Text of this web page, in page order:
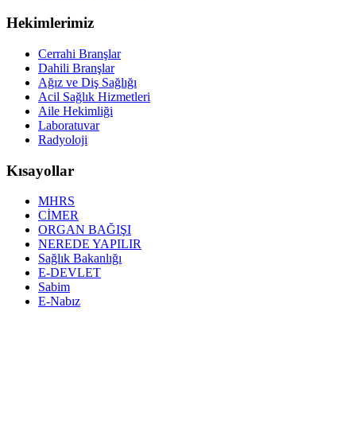
Hekimlerimiz
Cerrahi Branşlar
Dahili Branşlar
Ağız ve Diş Sağlığı
Acil Sağlık Hizmetleri
Aile Hekimliği
Laboratuvar
Radyoloji
Kısayollar
MHRS
CİMER
ORGAN BAĞIŞI
NEREDE YAPILIR
Sağlık Bakanlığı
E-DEVLET
Sabim
E-Nabız